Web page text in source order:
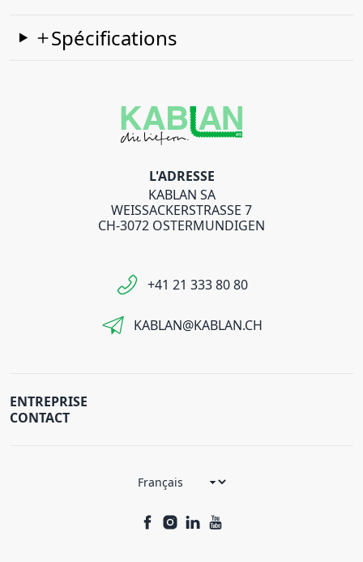
Spécifications
L'ADRESSE
KABLAN SA
WEISSACKERSTRASSE 7
CH-3072 OSTERMUNDIGEN
+41 21 333 80 80
KABLAN@KABLAN.CH
ENTREPRISE
CONTACT